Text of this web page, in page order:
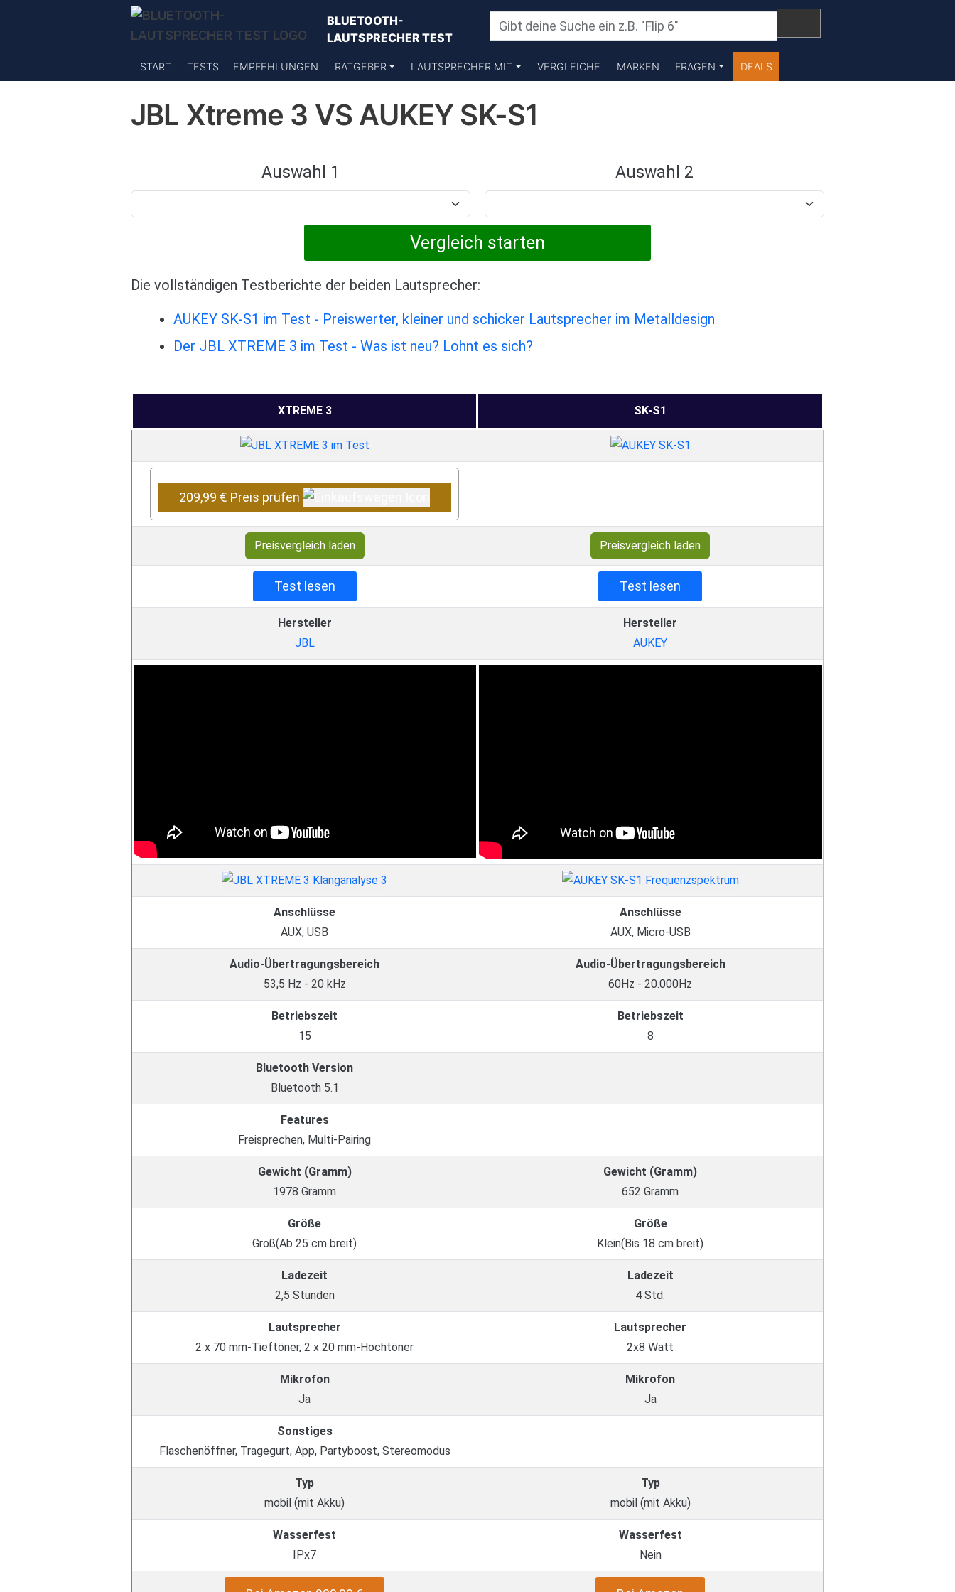
BLUETOOTH-
LAUTSPRECHER TEST
START TESTS EMPFEHLUNGEN RATGEBER LAUTSPRECHER MIT VERGLEICHE MARKEN FRAGEN DEALS
JBL Xtreme 3 VS AUKEY SK-S1
Auswahl 1 Auswahl 2
Die vollständigen Testberichte der beiden Lautsprecher:
AUKEY SK-S1 im Test - Preiswerter, kleiner und schicker Lautsprecher im Metalldesign
Der JBL XTREME 3 im Test - Was ist neu? Lohnt es sich?
XTREME 3 SK-S1
209,99 € Preis prüfen
Preisvergleich laden Preisvergleich laden
Test lesen Test lesen
Hersteller
JBL
Hersteller
AUKEY
Anschlüsse
AUX, USB
Anschlüsse
AUX, Micro-USB
Audio-Übertragungsbereich
53,5 Hz - 20 kHz
Audio-Übertragungsbereich
60Hz - 20.000Hz
Betriebszeit
15
Betriebszeit
8
Bluetooth Version
Bluetooth 5.1
Features
Freisprechen, Multi-Pairing
Gewicht (Gramm)
1978 Gramm
Gewicht (Gramm)
652 Gramm
Größe
Groß(Ab 25 cm breit)
Größe
Klein(Bis 18 cm breit)
Ladezeit
2,5 Stunden
Ladezeit
4 Std.
Lautsprecher
2 x 70 mm-Tieftöner, 2 x 20 mm-Hochtöner
Lautsprecher
2x8 Watt
Mikrofon
Ja
Mikrofon
Ja
Sonstiges
Flaschenöffner, Tragegurt, App, Partyboost, Stereomodus
Typ
mobil (mit Akku)
Typ
mobil (mit Akku)
Wasserfest
IPx7
Wasserfest
Nein